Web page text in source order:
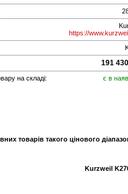
https://
191
на складі: є в
товарів такого цінового
Kurzweil